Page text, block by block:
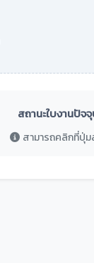
สถานะใบงานปัจ
สามารถคลิกที่ปุ่ม